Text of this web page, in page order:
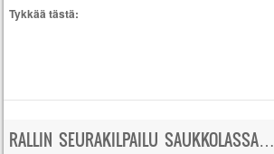
Tykkää tästä:
RALLIN SEURAKILPAILU SAUKKOLASSA…